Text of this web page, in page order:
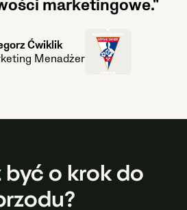
marketingowe."
Ćwiklik
Menadżer
być o krok do